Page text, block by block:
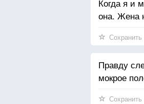
Когда я и
она. Жена
Сохранить
Правду
мокрое
Сохранить